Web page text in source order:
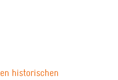
historischen